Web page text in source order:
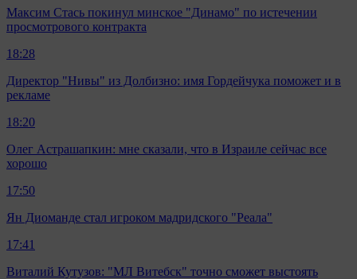
Максим Стась покинул минское "Динамо" по истечении
просмотрового контракта
18:28
Директор "Нивы" из Долбизно: имя Гордейчука поможет и в
рекламе
18:20
Олег Астрашапкин: мне сказали, что в Израиле сейчас все
хорошо
17:50
Ян Диоманде стал игроком мадридского "Реала"
17:41
Виталий Кутузов: "МЛ Витебск" точно сможет выстоять